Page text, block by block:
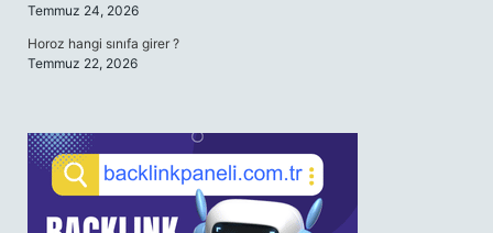
Temmuz 24, 2026
Horoz hangi sınıfa girer ?
Temmuz 22, 2026